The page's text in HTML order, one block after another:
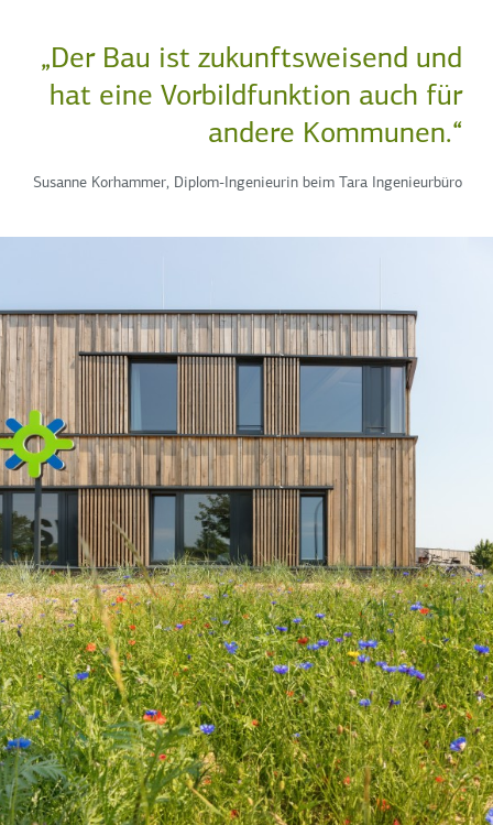
„Der Bau ist zukunftsweisend und
hat eine Vorbildfunktion auch für
andere Kommunen.“
Susanne Korhammer, Diplom-Ingenieurin beim Tara Ingenieurbüro